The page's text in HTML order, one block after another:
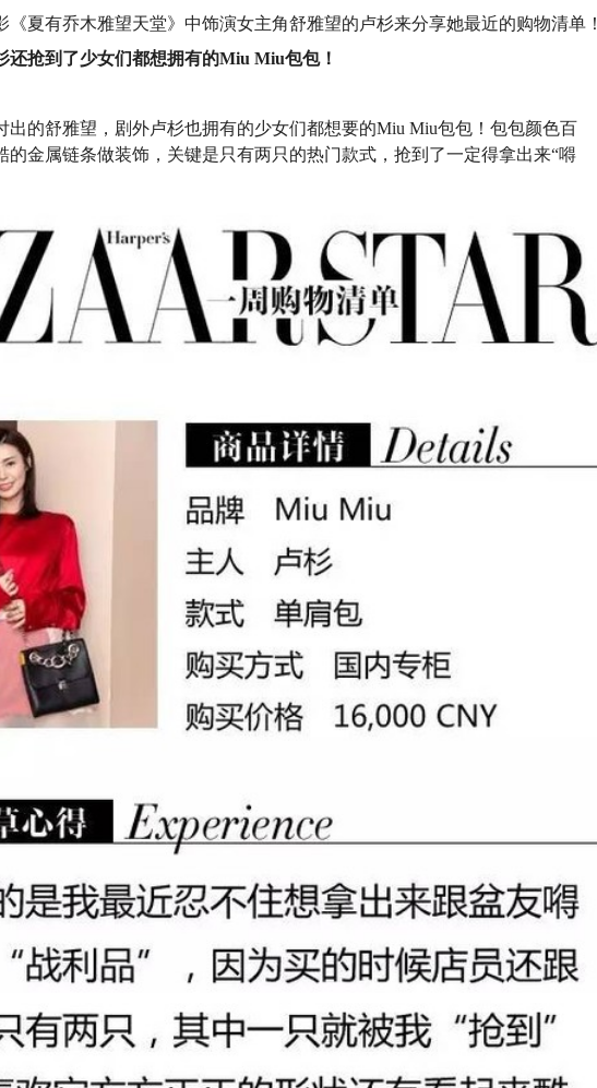
《夏有乔木雅望天堂》中饰演女主角舒雅望的卢杉来分享她最近的购物清单！
还抢到了少女们都想拥有的Miu Miu包包！
出的舒雅望，剧外卢杉也拥有的少女们都想要的Miu Miu包包！包包颜色百
的金属链条做装饰，关键是只有两只的热门款式，抢到了一定得拿出来“嘚